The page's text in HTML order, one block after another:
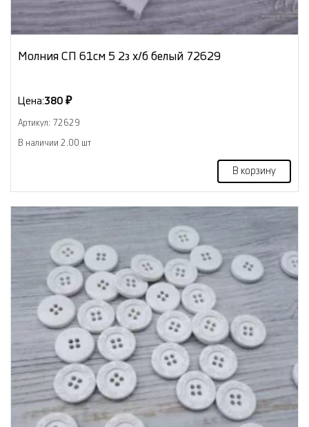
Молния СП 61см 5 2з х/б белый 72629
Цена:380 ₽
Артикул: 72629
В наличии 2.00 шт
В корзину